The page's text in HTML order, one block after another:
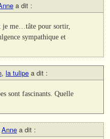
a dit :
je me…tâte pour sortir,
sympathique et
, la tulipe a dit :
sont fascinants. Quelle
Anne a dit :